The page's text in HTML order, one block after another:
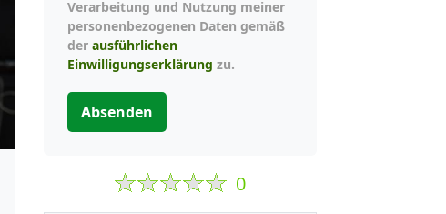
Verarbeitung und Nutzung meiner
personenbezogenen Daten gemäß
der ausführlichen
Einwilligungserklärung zu.
Absenden
0